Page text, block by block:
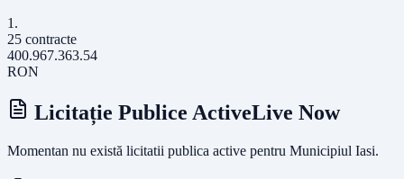
1 .
25 contracte
400.967.363.54
RON
Licitație Publice ActiveLive Now
Momentan nu există licitatii publica active pentru Municipiul Iasi.